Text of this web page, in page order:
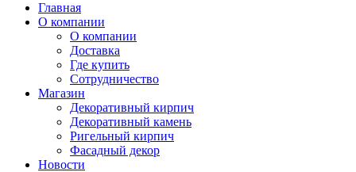
Главная
О компании
О компании
Доставка
Где купить
Сотрудничество
Магазин
Декоративный кирпич
Декоративный камень
Ригельный кирпич
Фасадный декор
Новости